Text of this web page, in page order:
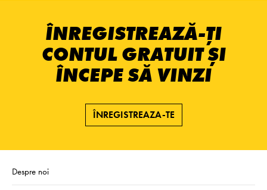
ÎNREGISTREAZĂ-ȚI
CONTUL GRATUIT ȘI
ÎNCEPE SĂ VINZI
ÎNREGISTREAZA-TE
Despre noi